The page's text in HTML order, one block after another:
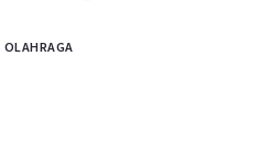
OLAHRAGA